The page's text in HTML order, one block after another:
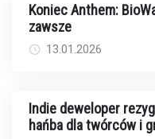
Koniec Anthem:
zawsze
13.01.2026
Indie deweloper
hańba dla twórców i